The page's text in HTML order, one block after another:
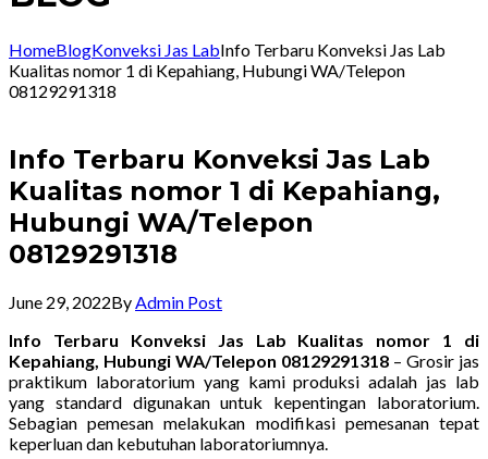
HomeBlogKonveksi Jas LabInfo Terbaru Konveksi Jas Lab
Kualitas nomor 1 di Kepahiang, Hubungi WA/Telepon
08129291318
Info Terbaru Konveksi Jas Lab
Kualitas nomor 1 di Kepahiang,
Hubungi WA/Telepon
08129291318
June 29, 2022By Admin Post
Info Terbaru Konveksi Jas Lab Kualitas nomor 1 di
Kepahiang, Hubungi WA/Telepon 08129291318 – Grosir jas
praktikum laboratorium yang kami produksi adalah jas lab
yang standard digunakan untuk kepentingan laboratorium.
Sebagian pemesan melakukan modifikasi pemesanan tepat
keperluan dan kebutuhan laboratoriumnya.